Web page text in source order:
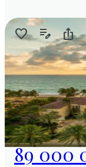
89 000